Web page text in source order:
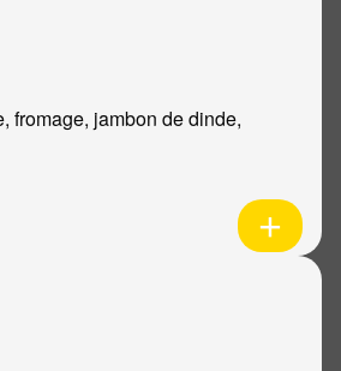
fromage, jambon de dinde,